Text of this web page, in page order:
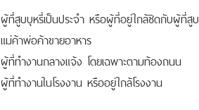
ผู้ที่สูบบุหรี่เป็นประจำ หรือผู้ที่อยู่ใกล้ชิดกับผู้ที่สู
แม่ค้าพ่อค้าขายอาหาร
ผู้ที่ทำงานกลางแจ้ง โดยเฉพาะตามท้องถนน
ผู้ที่ทำงานในโรงงาน หรืออยู่ใกล้โรงงาน